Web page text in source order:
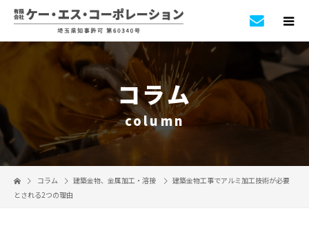
コラム
column
コラム 建築金物、 金属加工・溶接
建築金物工事でアルミ加工技術が必要
とされる2つの理由